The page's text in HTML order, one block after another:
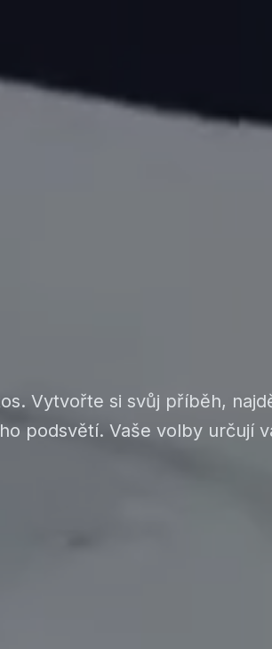
Vytvořte si svůj příběh,
podsvětí. Vaše volby určují